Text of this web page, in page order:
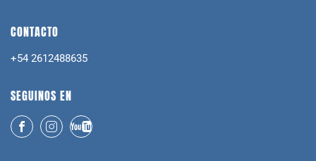
CONTACTO
+54 2612488635
SEGUINOS EN